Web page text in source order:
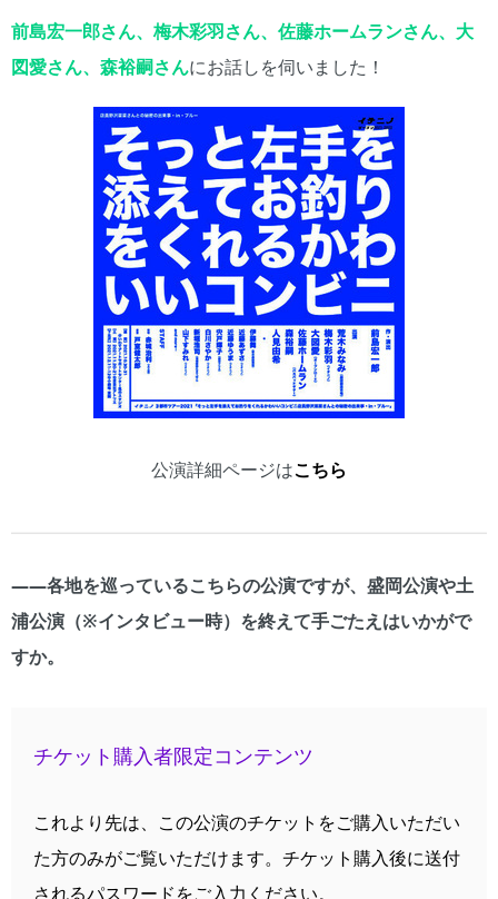
前島宏一郎さん、梅木彩羽さん、佐藤ホームランさん、大
図愛さん、森裕嗣さんにお話しを伺いました！
公演詳細ページはこちら
――各地を巡っているこちらの公演ですが、盛岡公演や土
浦公演（※インタビュー時）を終えて手ごたえはいかがで
すか。
チケット購入者限定コンテンツ
これより先は、この公演のチケットをご購入いただい
た方のみがご覧いただけます。チケット購入後に送付
されるパスワードをご入力ください。